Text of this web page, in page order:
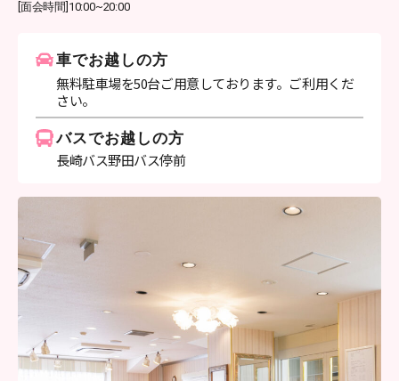
[面会時間]10:00~20:00
車でお越しの方
無料駐車場を50台ご用意しております。ご利用くだ
さい。
バスでお越しの方
長崎バス野田バス停前